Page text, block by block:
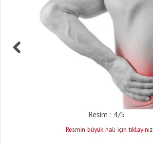
Resim : 4/5
Resmin büyük hali için tıklayınız